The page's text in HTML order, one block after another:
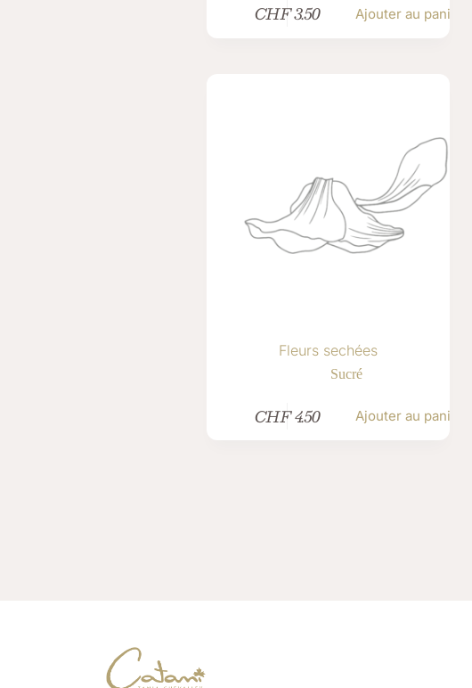
CHF3.50 Ajouter au panier
Fleurs sechées
Sucré
CHF4.50 Ajouter au panier